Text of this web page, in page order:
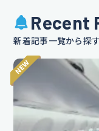
Recent
新着記事一覧から探す